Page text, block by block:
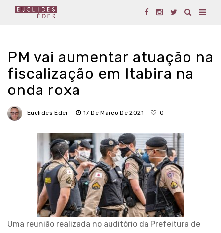
PM vai aumentar atuação na
fiscalização em Itabira na
onda roxa
Euclides Éder 17 De Março De 2021 0
Uma reunião realizada no auditório da Prefeitura de